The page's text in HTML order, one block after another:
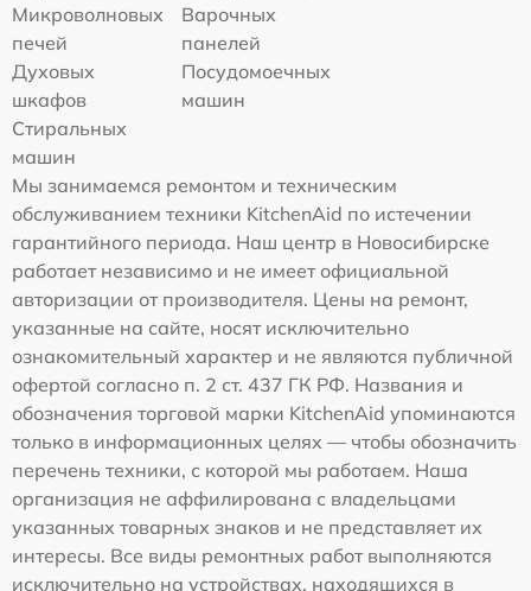
Микроволновых
печей
Варочных
панелей
Духовых
шкафов
Посудомоечных
машин
Стиральных
машин
Мы занимаемся ремонтом и техническим
обслуживанием техники KitchenAid по истечении
гарантийного периода. Наш центр в Новосибирске
работает независимо и не имеет официальной
авторизации от производителя. Цены на ремонт,
указанные на сайте, носят исключительно
ознакомительный характер и не являются публичной
офертой согласно п. 2 ст. 437 ГК РФ. Названия и
обозначения торговой марки KitchenAid упоминаются
только в информационных целях — чтобы обозначить
перечень техники, с которой мы работаем. Наша
организация не аффилирована с владельцами
указанных товарных знаков и не представляет их
интересы. Все виды ремонтных работ выполняются
исключительно на устройствах, находящихся в